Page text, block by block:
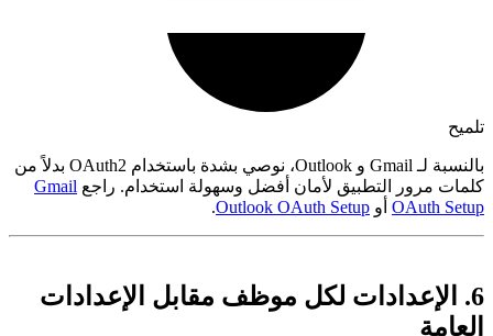
بالنسبة لـ Gmail و Outlook، نوصي بشدة باستخدام OAuth2 بدلاً من
مرور التطبيق لأمان أفضل وسهولة استخدام. راجعGmail
OAuthأو Outlook OAuth Setup
.
6. الإعدادات لكل موظف مقابل الإعدادات